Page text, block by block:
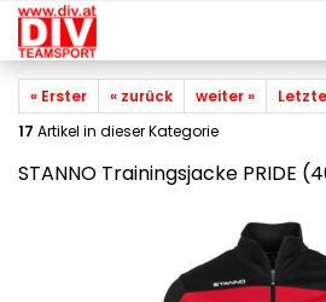
« Erster « zurück weiter »
17 Artikel in dieser Kategorie
STANNO Trainingsjacke PRIDE